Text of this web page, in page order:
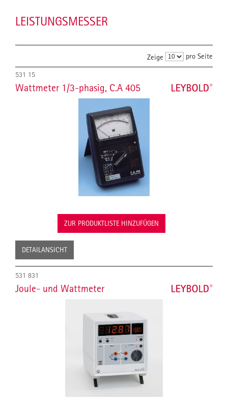
LEISTUNGSMESSER
Zeige pro Seite
531 15
Wattmeter 1/3-phasig, C.A 405
ZUR PRODUKTLISTE HINZUFÜGEN
DETAILANSICHT
531 831
Joule- und Wattmeter